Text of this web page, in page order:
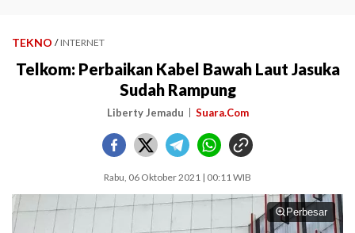
TEKNO / INTERNET
Telkom: Perbaikan Kabel Bawah Laut Jasuka
Sudah Rampung
Liberty Jemadu Suara.Com
Rabu, 06 Oktober 2021 | 00:11 WIB
Perbesar